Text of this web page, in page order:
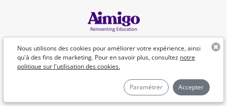
Nous utilisons des cookies pour améliorer votre expérience, ainsi
qu'à des fins de marketing. Pour en savoir plus, consultez notre
politique sur l'utilisation des cookies.
Paramétrer Accepter
Français
©Aimigo 2026